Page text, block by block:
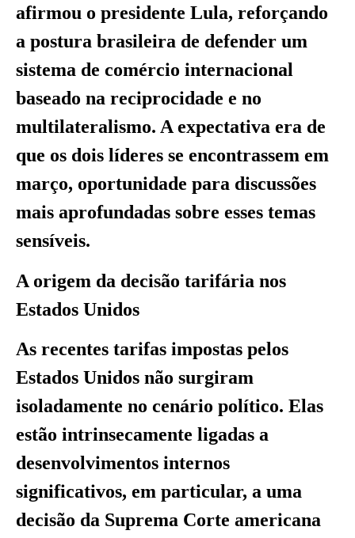
afirmou o presidente Lula, reforçando
a postura brasileira de defender um
sistema de comércio internacional
baseado na reciprocidade e no
multilateralismo. A expectativa era de
que os dois líderes se encontrassem em
março, oportunidade para discussões
mais aprofundadas sobre esses temas
sensíveis.
A origem da decisão tarifária nos
Estados Unidos
As recentes tarifas impostas pelos
Estados Unidos não surgiram
isoladamente no cenário político. Elas
estão intrinsecamente ligadas a
desenvolvimentos internos
significativos, em particular, a uma
decisão da Suprema Corte americana